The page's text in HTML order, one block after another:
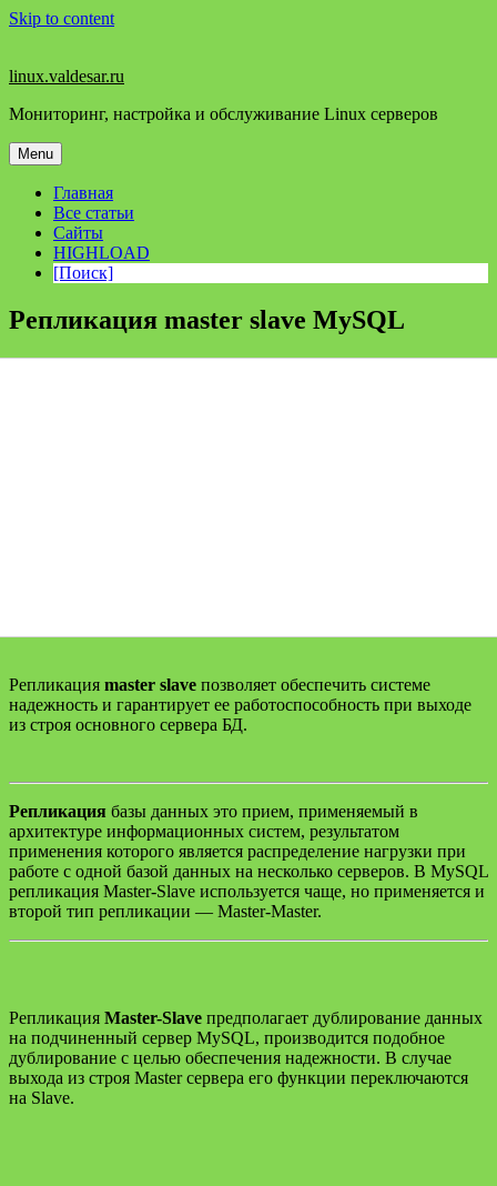
Skip to content
linux.valdesar.ru
Мониторинг, настройка и обслуживание Linux серверов
Menu
Главная
Все статьи
Сайты
HIGHLOAD
[Поиск]
Репликация master slave MySQL
Репликация master slave позволяет обеспечить системе
надежность и гарантирует ее работоспособность при выходе
из строя основного сервера БД.
Репликация базы данных это прием, применяемый в
архитектуре информационных систем, результатом
применения которого является распределение нагрузки при
работе с одной базой данных на несколько серверов. В MySQL
репликация Master-Slave используется чаще, но применяется и
второй тип репликации — Master-Master.
Репликация Master-Slave предполагает дублирование данных
на подчиненный сервер MySQL, производится подобное
дублирование с целью обеспечения надежности. В случае
выхода из строя Master сервера его функции переключаются
на Slave.